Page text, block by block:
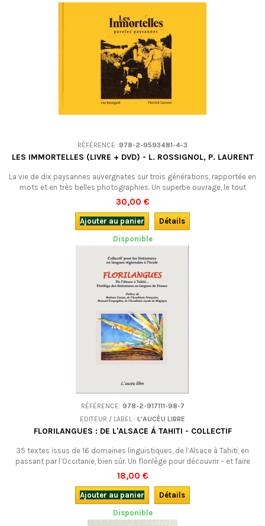
RÉFÉRENCE: 978-2-9593481-4-3
LES IMMORTELLES (LIVRE + DVD) - L. ROSSIGNOL, P. LAURENT
La vie de dix paysannes auvergnates sur trois générations, rapportée en
mots et en très belles photographies. Un superbe ouvrage, le tout
accompagné d'un film. En français. ATTENTION : STOCK LIMITÉ !
30,00 €
Ajouter au panier
Détails
Disponible
RÉFÉRENCE: 978-2-917111-98-7
EDITEUR / LABEL : L'AUCÈU LIBRE
FLORILANGUES : DE L'ALSACE À TAHITI - COLLECTIF
35 textes issus de 16 domaines linguistiques, de l’Alsace à Tahiti, en
passant par l’Occitanie, bien sûr. Un florilège pour découvrir – et faire
découvrir – une littérature multiple, vivante et profondément ancrée
dans notre histoire commune. Tous les textes sont présentés dans
leur langue d’origine et accompagnés de leur traduction française.
18,00 €
Ajouter au panier
Détails
Disponible